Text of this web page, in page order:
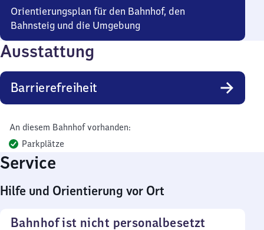
Orientierungsplan für den Bahnhof, den
Bahnsteig und die Umgebung
Ausstattung
Barrierefreiheit
An diesem Bahnhof vorhanden:
Parkplätze
Service
Hilfe und Orientierung vor Ort
Bahnhof ist nicht personalbesetzt